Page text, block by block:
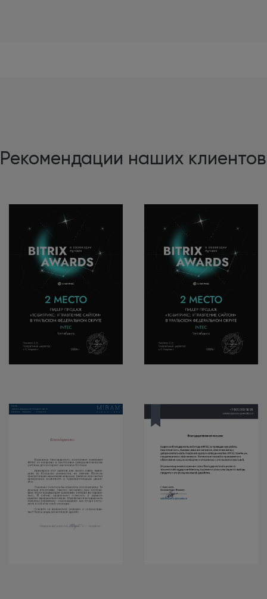
Рекомендации наших клиентов